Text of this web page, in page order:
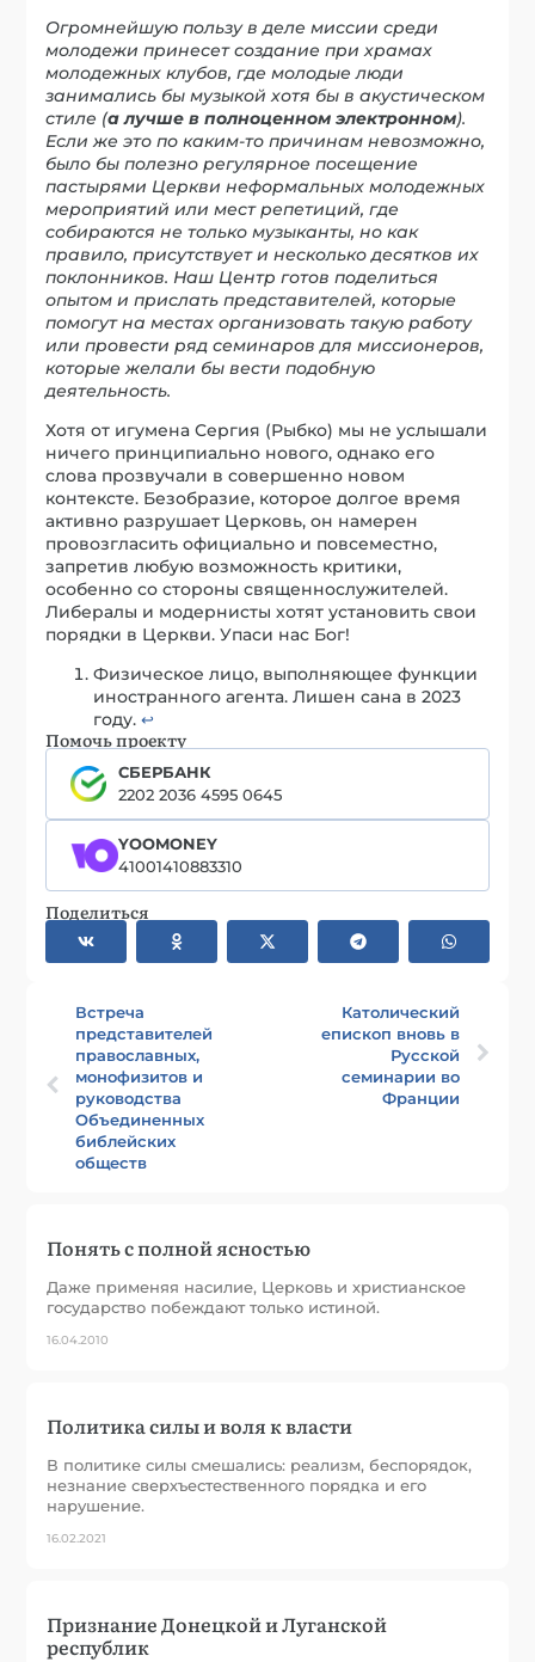
Огромнейшую пользу в деле миссии среди
молодежи принесет создание при храмах
молодежных клубов, где молодые люди
занимались бы музыкой хотя бы в акустическом
стиле (а лучше в полноценном электронном).
Если же это по каким-то причинам невозможно,
было бы полезно регулярное посещение
пастырями Церкви неформальных молодежных
мероприятий или мест репетиций, где
собираются не только музыканты, но как
правило, присутствует и несколько десятков их
поклонников. Наш Центр готов поделиться
опытом и прислать представителей, которые
помогут на местах организовать такую работу
или провести ряд семинаров для миссионеров,
которые желали бы вести подобную
деятельность.
Хотя от игумена Сергия (Рыбко) мы не услышали
ничего принципиально нового, однако его
слова прозвучали в совершенно новом
контексте. Безобразие, которое долгое время
активно разрушает Церковь, он намерен
провозгласить официально и повсеместно,
запретив любую возможность критики,
особенно со стороны священнослужителей.
Либералы и модернисты хотят установить свои
порядки в Церкви. Упаси нас Бог!
Физическое лицо, выполняющее функции
иностранного агента. Лишен сана в 2023
году.↩︎
Помочь проекту
СБЕРБАНК
2202 2036 4595 0645
YOOMONEY
41001410883310
Поделиться
Встреча
представителей
православных,
монофизитов и
руководства
Объединенных
библейских
обществ
Католический
епископ вновь в
Русской
семинарии во
Франции
Понять с полной ясностью
Даже применяя насилие, Церковь и христианское
государство побеждают только истиной.
16.04.2010
Политика силы и воля к власти
В политике силы смешались: реализм, беспорядок,
незнание сверхъестественного порядка и его
нарушение.
16.02.2021
Признание Донецкой и Луганской
республик